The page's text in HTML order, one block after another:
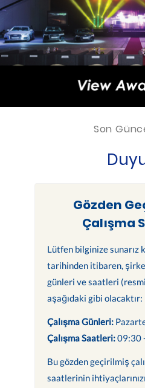
Son
Gözden
Çalışma
Lütfen bilginize sunarız
tarihinden itibaren,
günleri ve saatleri
aşağıdaki gibi olacaktır:
Çalışma Günleri:
Çalışma Saatleri:09:30
Bu gözden geçirilmiş
saatlerinin